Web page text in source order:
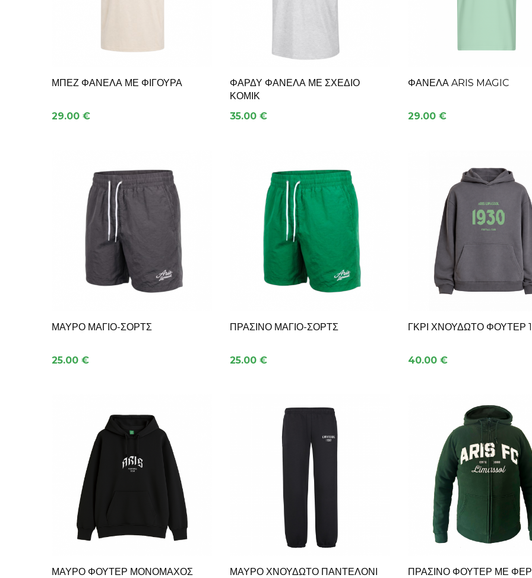
ΜΠΕΖ ΦΑΝΈΛΑ ΜΕ ΦΙΓΟΎΡΑ
29.00 €
ΦΑΡΔΎ ΦΑΝΈΛΑ ΜΕ ΣΧΈΔΙΟ
ΚΌΜΙΚ
35.00 €
ΦΑΝΈΛΑ ARIS MAGIC
29.00 €
ΜΑΥΡΟ ΜΑΓΙΟ-ΣΟΡΤΣ
25.00 €
ΠΡΑΣΙΝΟ ΜΑΓΙΟ-ΣΟΡΤΣ
25.00 €
ΓΚΡΙ ΧΝΟΥΔΩΤΌ ΦΟΎΤΕΡ
40.00 €
ΜΑΎΡΟ ΦΟΎΤΕΡ ΜΟΝΟΜΆΧΟΣ
ΜΑΎΡΟ ΧΝΟΥΔΩΤΌ ΠΑΝΤΕΛΌΝΙ
ΠΡΆΣΙΝΟ ΦΟΎΤΕΡ ΜΕ